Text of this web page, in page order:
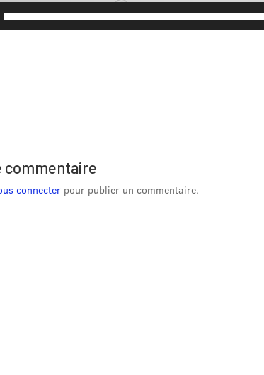
commentaire
connecterpour publier un commentaire.
CERTIFIÉS